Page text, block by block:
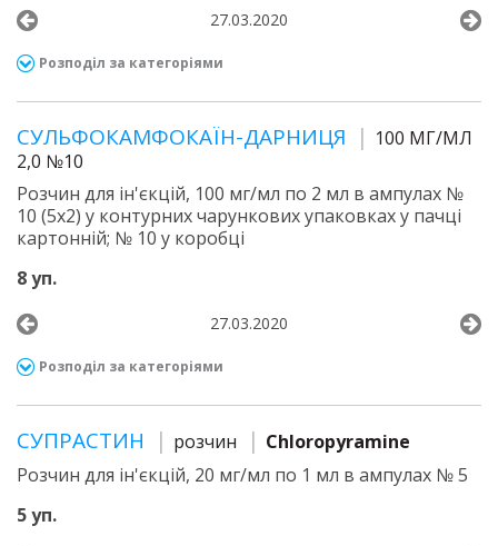
27.03.2020
Розподіл за категоріями
СУЛЬФОКАМФОКАЇН-ДАРНИЦЯ
100 МГ/МЛ
2,0 №10
Розчин для ін'єкцій, 100 мг/мл по 2 мл в ампулах №
10 (5х2) у контурних чарункових упаковках у пачці
картонній; № 10 у коробці
8 уп.
27.03.2020
Розподіл за категоріями
СУПРАСТИН розчин
Chloropyramine
Розчин для ін'єкцій, 20 мг/мл по 1 мл в ампулах № 5
5 уп.